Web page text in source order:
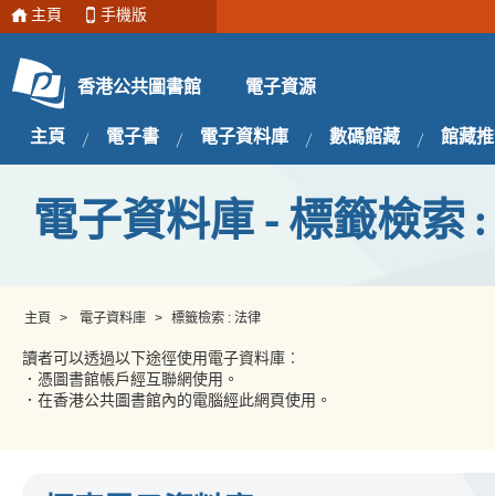
主頁 手機版
香港公共圖書館 電子資源
主頁 電子書 電子資料庫 數碼館藏 館藏
電子資料庫 - 標籤檢索 :
主頁 > 電子資料庫 > 標籤檢索 : 法律
讀者可以透過以下途徑使用電子資料庫︰
．憑圖書館帳戶經互聯網使用。
．在香港公共圖書館內的電腦經此網頁使用。